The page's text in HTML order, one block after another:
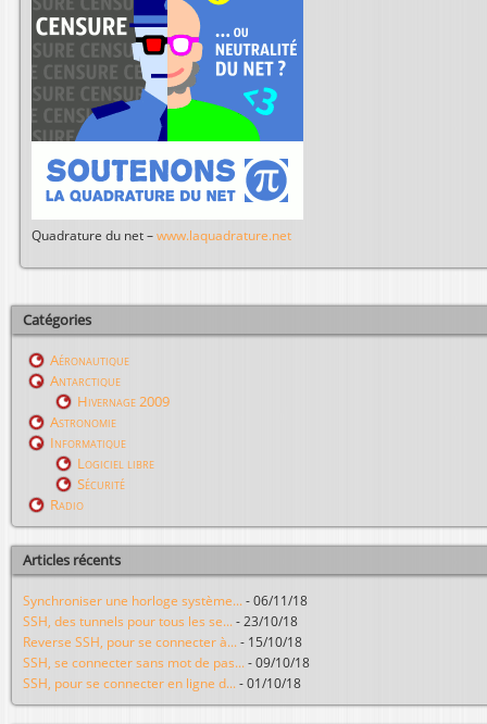
Quadrature du net – www.laquadrature.net
Catégories
Aéronautique
Antarctique
Hivernage 2009
Astronomie
Informatique
Logiciel libre
Sécurité
Radio
Articles récents
Synchroniser une horloge système... - 06/11/18
SSH, des tunnels pour tous les se... - 23/10/18
Reverse SSH, pour se connecter à... - 15/10/18
SSH, se connecter sans mot de pas... - 09/10/18
SSH, pour se connecter en ligne d... - 01/10/18